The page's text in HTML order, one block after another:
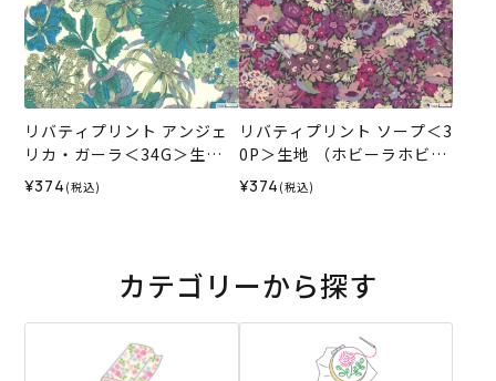
リバティプリント アンジェ
リカ・ガーラ＜34G＞生地
（ホビーラホビーレオリジ
ナル）2026SS
¥374 (税込)
リバティプリント ソープ＜3
0P＞生地 （ホビーラホビー
レオリジナル）2025AW
¥374 (税込)
カテゴリーから探す